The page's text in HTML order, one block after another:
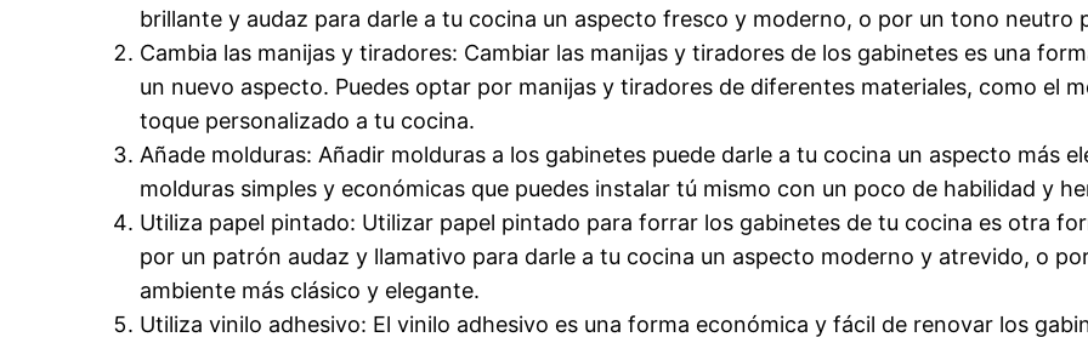
brillante y audaz para darle a tu cocina un aspecto fresco y moderno, o por un tono neutro
Cambia las manijas y tiradores: Cambiar las manijas y tiradores de los gabinetes es una
un nuevo aspecto. Puedes optar por manijas y tiradores de diferentes materiales, como el
toque personalizado a tu cocina.
Añade molduras: Añadir molduras a los gabinetes puede darle a tu cocina un aspecto más
molduras simples y económicas que puedes instalar tú mismo con un poco de habilidad y
Utiliza papel pintado: Utilizar papel pintado para forrar los gabinetes de tu cocina es otra
por un patrón audaz y llamativo para darle a tu cocina un aspecto moderno y atrevido, o
ambiente más clásico y elegante.
Utiliza vinilo adhesivo: El vinilo adhesivo es una forma económica y fácil de renovar los